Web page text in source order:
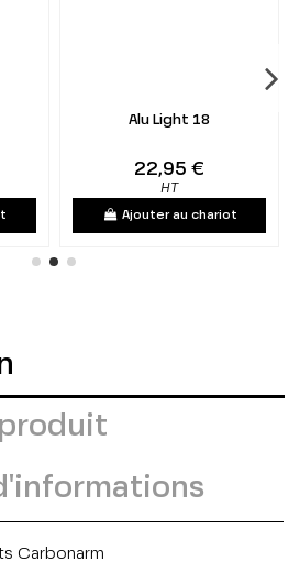
Alu Light 18
22,95 €
HT
Ajouter au chariot
Carbonarm